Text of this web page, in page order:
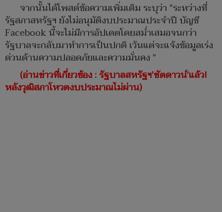
จากนั้นได้โพสต์ข้อความเพิ่มเติม ระบุว่า "ระหว่างที่
รัฐสภาสหรัฐฯ ยังไม่อนุมัติงบประมาณประจำปี บัญชี
Facebook นี้จะไม่มีการอัปเดตโดยสม่ำเสมอจนกว่า
รัฐบาลจะกลับมาทำการเป็นปกติ เว้นแต่จะแจ้งข้อมูลเร่ง
ด่วนด้านความปลอดภัยและความมั่นคง "
(อ่านข่าวที่เกี่ยวข้อง : รัฐบาลสหรัฐฯ'ชัตดาวน์'แล้ว!
หลังวุฒิสภาโหวตงบประมาณไม่ผ่าน)